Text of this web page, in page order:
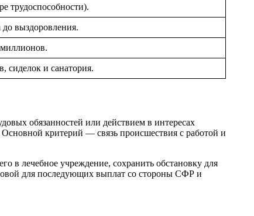
трудоспособности).
до выздоровления.
сиделок и санатория.
обязанностей или действием в интересах
критерий — связь происшествия с работой и
в лечебное учреждение, сохранить обстановку для
для последующих выплат со стороны СФР и